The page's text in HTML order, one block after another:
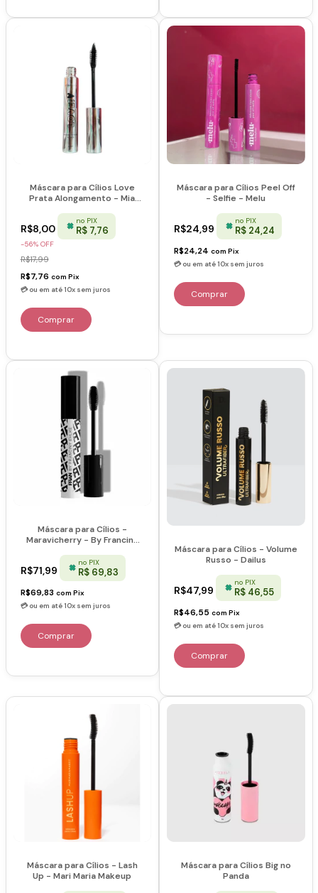
Máscara para Cílios Love
Prata Alongamento - Mia
R$8,00
no PIX
R$ 7,76
-56% OFF
R$17,99
R$7,76 com Pix
Máscara para Cílios Peel Off
- Selfie - Melu
R$24,99
no PIX
R$ 24,24
R$24,24 com Pix
Máscara para Cílios -
Maravicherry - By Franciny
R$71,99
no PIX
R$ 69,83
R$69,83 com Pix
Máscara para Cílios - Volume
Russo - Dailus
R$47,99
no PIX
R$ 46,55
R$46,55 com Pix
Máscara para Cílios - Lash
Up - Mari Maria Makeup
Máscara para Cílios Big no
Panda